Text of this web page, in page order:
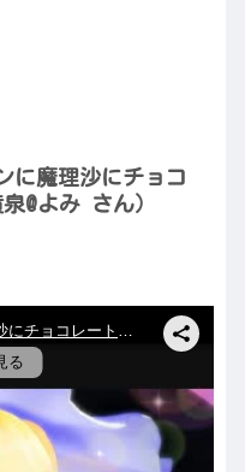
に魔理沙にチョコ
@よみ さん）